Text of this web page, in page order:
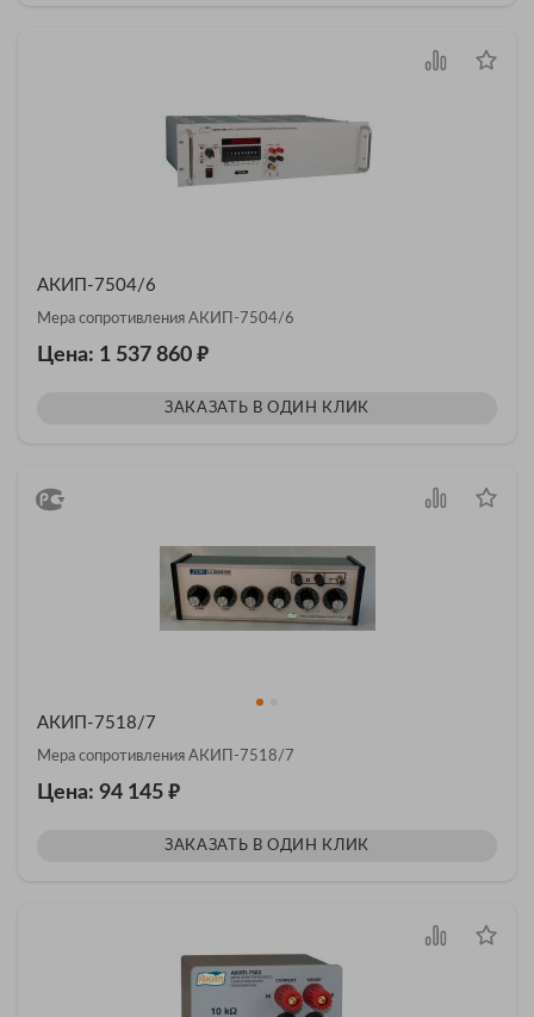
АКИП-7504/6
Мера сопротивления АКИП-7504/6
Цена: 1 537 860 ₽
ЗАКАЗАТЬ В ОДИН КЛИК
АКИП-7518/7
Мера сопротивления АКИП-7518/7
Цена: 94 145 ₽
ЗАКАЗАТЬ В ОДИН КЛИК